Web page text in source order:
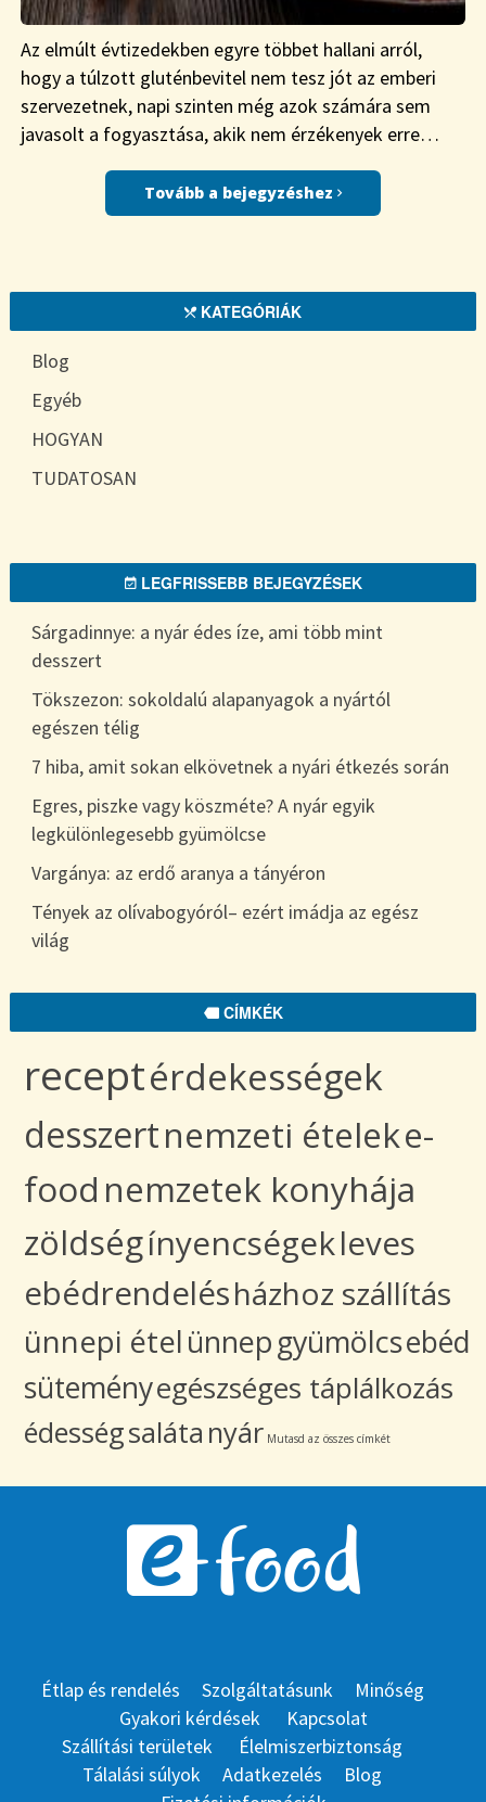
Az elmúlt évtizedekben egyre többet hallani arról,
hogy a túlzott gluténbevitel nem tesz jót az emberi
szervezetnek, napi szinten még azok számára sem
javasolt a fogyasztása, akik nem érzékenyek erre…
Tovább a bejegyzéshez
KATEGÓRIÁK
Blog
Egyéb
HOGYAN
TUDATOSAN
LEGFRISSEBB BEJEGYZÉSEK
Sárgadinnye: a nyár édes íze, ami több mint
desszert
Tökszezon: sokoldalú alapanyagok a nyártól
egészen télig
7 hiba, amit sokan elkövetnek a nyári étkezés során
Egres, piszke vagy köszméte? A nyár egyik
legkülönlegesebb gyümölcse
Vargánya: az erdő aranya a tányéron
Tények az olívabogyóról– ezért imádja az egész
világ
CÍMKÉK
receptérdekességek
desszertnemzeti ételeke-
food nemzetek konyhája
zöldségínyencségekleves
ebédrendelésházhoz szállítás
ünnepi ételünnepgyümölcsebéd
süteményegészséges táplálkozás
édességsaláta nyár Mutasd az összes címkét
Étlap és rendelés Szolgáltatásunk
Minőség
Gyakori kérdések
Kapcsolat
Szállítási területek
Élelmiszerbiztonság
Tálalási súlyok
Adatkezelés
Blog